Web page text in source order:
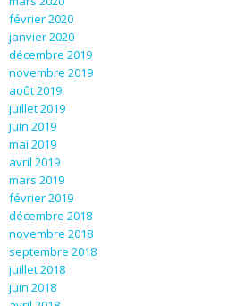
février 2020
janvier 2020
décembre 2019
novembre 2019
août 2019
juillet 2019
juin 2019
mai 2019
avril 2019
mars 2019
février 2019
décembre 2018
novembre 2018
septembre 2018
juillet 2018
juin 2018